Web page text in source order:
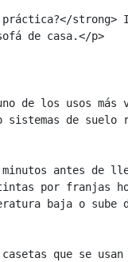
práctica?</
de casa.</p>
de los usos
de suelo
que se